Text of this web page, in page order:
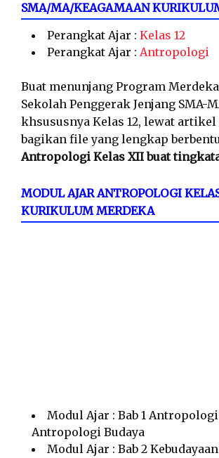
SMA/MA/KEAGAMAAN
Perangkat Ajar : Kelas 12
Perangkat Ajar : Antropologi
Buat menunjang Program
Sekolah Penggerak Jenjang SMA-
khsususnya Kelas 12, lewat
bagikan file yang lengkap
Antropologi Kelas XII buat
MODUL AJAR ANTROPOLOGI
KURIKULUM MERDEKA
Modul Ajar : Bab 1
Antropologi Budaya
Modul Ajar : Bab 2 Kebudayaan